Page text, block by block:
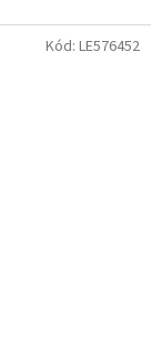
Kód: LE576452